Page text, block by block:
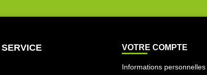
VOTRE COMPTE
Informations personnelles